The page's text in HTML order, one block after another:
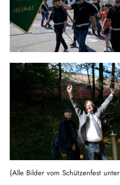
(Alle Bilder vom Schützenfest unter